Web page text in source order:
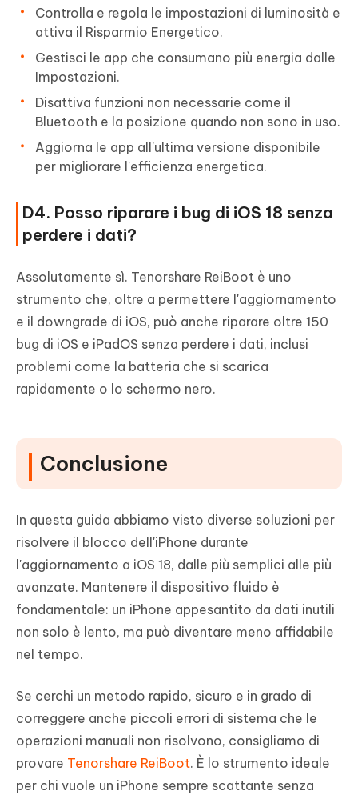
Controlla e regola le impostazioni di luminosità e
attiva il Risparmio Energetico.
Gestisci le app che consumano più energia dalle
Impostazioni.
Disattiva funzioni non necessarie come il
Bluetooth e la posizione quando non sono in uso.
Aggiorna le app all'ultima versione disponibile
per migliorare l'efficienza energetica.
D4. Posso riparare i bug di iOS 18 senza
perdere i dati?
Assolutamente sì. Tenorshare ReiBoot è uno
strumento che, oltre a permettere l'aggiornamento
e il downgrade di iOS, può anche riparare oltre 150
bug di iOS e iPadOS senza perdere i dati, inclusi
problemi come la batteria che si scarica
rapidamente o lo schermo nero.
Conclusione
In questa guida abbiamo visto diverse soluzioni per
risolvere il blocco dell'iPhone durante
l'aggiornamento a iOS 18, dalle più semplici alle più
avanzate. Mantenere il dispositivo fluido è
fondamentale: un iPhone appesantito da dati inutili
non solo è lento, ma può diventare meno affidabile
nel tempo.
Se cerchi un metodo rapido, sicuro e in grado di
correggere anche piccoli errori di sistema che le
operazioni manuali non risolvono, consigliamo di
provare Tenorshare ReiBoot. È lo strumento ideale
per chi vuole un iPhone sempre scattante senza